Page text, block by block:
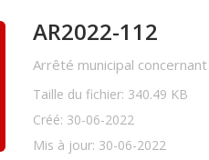
AR2022-112
Arrêté municipal
Taille du fichier: 340.49 KB
Créé: 30-06-2022
Mis à jour: 30-06-2022